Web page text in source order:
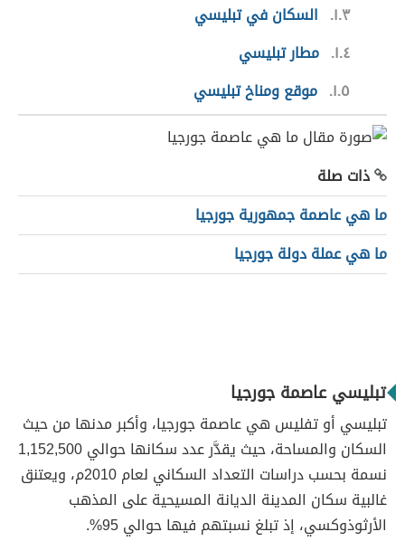
١.٣
السكان في تبليسي
١.٤ مطار تبليسي
١.٥ موقع ومناخ تبليسي
ذات صلة
ما هي عاصمة جمهورية جورجيا
ما هي عملة دولة جورجيا
تبليسي عاصمة جورجيا
تبليسي أو تفليس هي عاصمة جورجيا، وأكبر مدنها من حيث
السكان والمساحة، حيث يقدَّر عدد سكانها حوالي 1,152,500
نسمة بحسب دراسات التعداد السكاني لعام 2010م، ويعتنق
غالبية سكان المدينة الديانة المسيحية على المذهب
الأرثوذوكسي، إذ تبلغ نسبتهم فيها حوالي 95%.